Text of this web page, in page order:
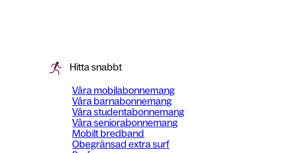
Hitta snabbt
Våra mobilabonnemang
Våra barnabonnemang
Våra studentabonnemang
Våra seniorabonnemang
Mobilt bredband
Obegränsad extra surf